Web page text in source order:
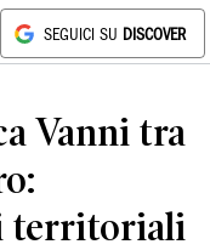
SEGUICI SU DISCOVER
Vanni tra
territoriali